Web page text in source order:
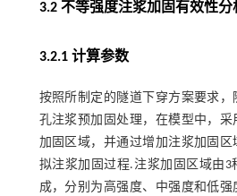
3.2 不等强度注浆加固有效性分
3.2.1 计算参数
按照所制定的隧道下穿方案要求，
孔注浆预加固处理，在模型中，
加固区域，并通过增加注浆加固
拟注浆加固过程.注浆加固区域由3
成，分别为高强度、中强度和低